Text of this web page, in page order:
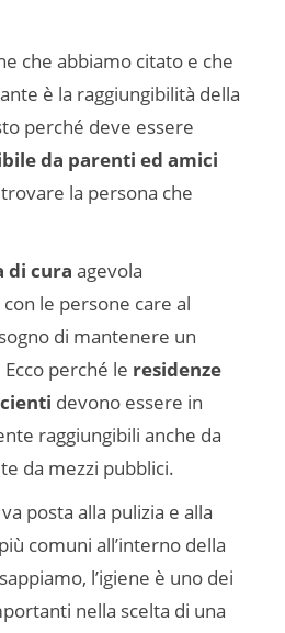
che abbiamo citato e che
è la raggiungibilità della
perché deve essere
da parenti ed amici
la persona che
di cura agevola
le persone care al
di mantenere un
perché le residenze
devono essere in
raggiungibili anche da
da mezzi pubblici.
posta alla pulizia e alla
comuni all’interno della
l’igiene è uno dei
nella scelta di una